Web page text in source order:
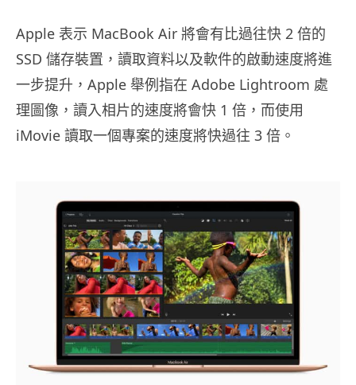
Apple 表示 MacBook Air 將會有比過往快 2 倍的
SSD 儲存裝置，讀取資料以及軟件的啟動速度將進
一步提升，Apple 舉例指在 Adobe Lightroom 處
理圖像，讀入相片的速度將會快 1 倍，而使用
iMovie 讀取一個專案的速度將快過往 3 倍。